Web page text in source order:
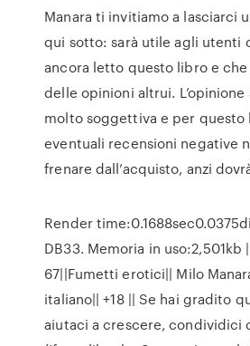
Manara ti invitiamo a lasciarci
qui sotto: sarà utile agli utenti
ancora letto questo libro e
delle opinioni altrui.
molto soggettiva e per questo
eventuali recensioni negative
frenare dall’acquisto, anzi
Render
DB33. Memoria in uso:2,501kb
67||Fumetti erotici|| Milo
italiano|| +18 || Se hai gradito
aiutaci a crescere, condividici